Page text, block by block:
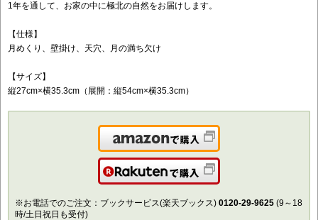
1年を通して、お家の中に極北の自然をお届けします。
【仕様】
月めくり、壁掛け、天穴、月の満ち欠け
【サイズ】
縦27cm×横35.3cm（展開：縦54cm×横35.3cm）
Amazonで購入
楽天で購入
※お電話でのご注文：ブックサービス(楽天ブックス) 0120-29-9625 (9～18
時/土日祝日も受付)